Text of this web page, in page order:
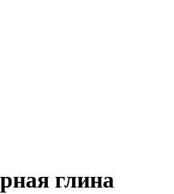
глина